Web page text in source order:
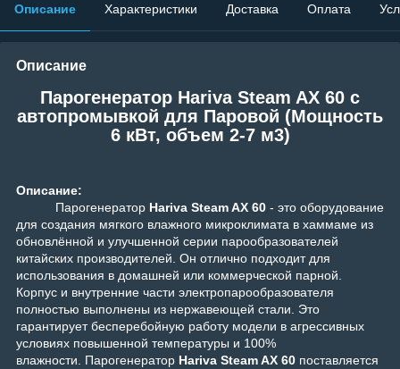
Описание Характеристики Доставка Оплата
Описание
Парогенератор Hariva Steam AX 60 c
автопромывкой для Паровой (Мощность
6 кВт, объем 2-7 м3)
Описание:
Парогенератор Hariva Steam AX 60 - это оборудование
для создания мягкого влажного микроклимата в хаммаме из
обновлённой и улучшенной серии парообразователей
китайских производителей. Он отлично подходит для
использования в домашней или коммерческой парной.
Корпус и внутренние части электропарообразователя
полностью выполнены из нержавеющей стали. Это
гарантирует бесперебойную работу модели в агрессивных
условиях повышенной температуры и 100%
влажности. Парогенератор Hariva Steam AX 60 поставляется